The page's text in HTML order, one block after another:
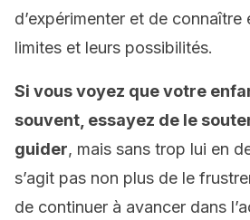
d’expérimenter et de connaître
limites et leurs possibilités.
Si vous voyez que votre
souvent, essayez de le
guider, mais sans trop lui en
s’agit pas non plus de le
de continuer à avancer dans